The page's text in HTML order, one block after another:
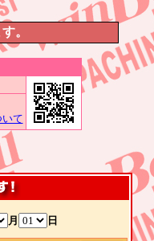
。
て
月 日